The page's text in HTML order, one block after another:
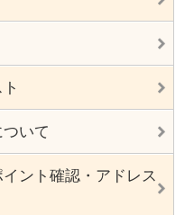
いて
ント確認・アドレス